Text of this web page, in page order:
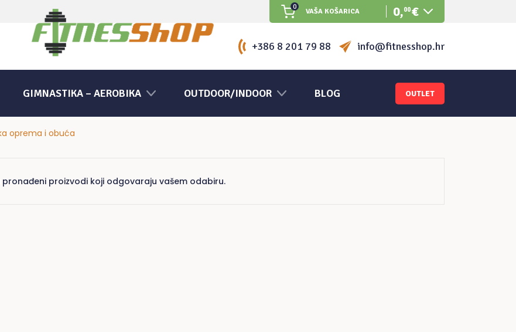
0
VAŠA KOŠARICA 0,00€
Nema proizvoda u košarici.
+386 8 201 79 88 info@fitnesshop.hr
GIMNASTIKA – AEROBIKA OUTDOOR/INDOOR BLOG OUTLET
oprema i obuća
pronađeni proizvodi koji odgovaraju vašem odabiru.